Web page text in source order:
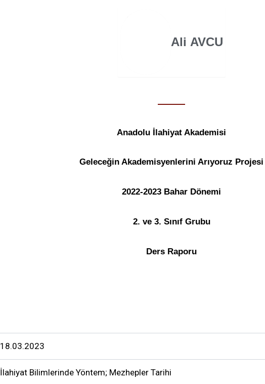
Ali AVCU
Anadolu İlahiyat Akademisi
Geleceğin Akademisyenlerini Arıyoruz Projesi
2022-2023 Bahar Dönemi
2. ve 3. Sınıf Grubu
Ders Raporu
18.03.2023
İlahiyat Bilimlerinde Yöntem; Mezhepler Tarihi